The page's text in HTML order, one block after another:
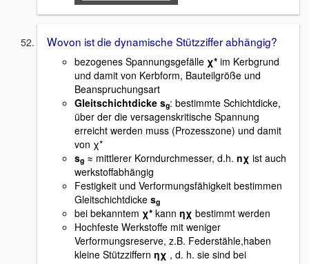
Wovon ist die dynamische Stützziffer abhängig?
bezogenes Spannungsgefälle χ* im Kerbgrund
und damit von Kerbform, Bauteilgröße und
Beanspruchungsart
Gleitschichtdicke sg: bestimmte Schichtdicke,
über der die versagenskritische Spannung
erreicht werden muss (Prozesszone) und damit
von χ*
sg ≈ mittlerer Korndurchmesser, d.h. nχ ist auch
werkstoffabhängig
Festigkeit und Verformungsfähigkeit bestimmen
Gleitschichtdicke sg
bei bekanntem χ* kann ηχ bestimmt werden
Hochfeste Werkstoffe mit weniger
Verformungsreserve, z.B. Federstähle,haben
kleine Stützziffern ηχ , d. h. sie sind bei